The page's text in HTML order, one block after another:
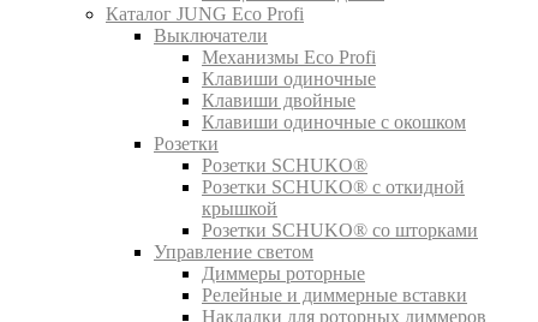
Каталог JUNG Eco Profi
Выключатели
Механизмы Eco Profi
Клавиши одиночные
Клавиши двойные
Клавиши одиночные с окошком
Розетки
Розетки SCHUKO®
Розетки SCHUKO® с откидной
крышкой
Розетки SCHUKO® со шторками
Управление светом
Диммеры роторные
Релейные и диммерные вставки
Накладки для роторных диммеров